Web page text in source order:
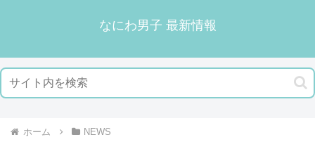
なにわ男子 最新情報
ホーム NEWS